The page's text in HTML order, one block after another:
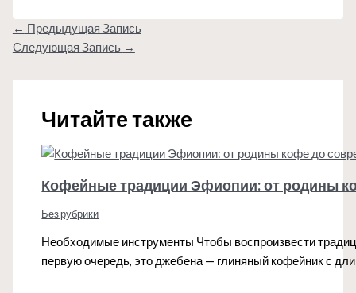
← Предыдущая Запись
Следующая Запись →
Читайте также
Кофейные традиции Эфиопии: от родины
Без рубрики
Необходимые инструменты Чтобы воспроизвести
первую очередь, это джебена — глиняный кофейник с